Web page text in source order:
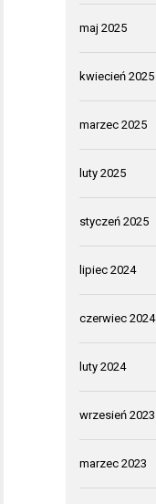
maj 2025
kwiecień 2025
marzec 2025
luty 2025
styczeń 2025
lipiec 2024
czerwiec 2024
luty 2024
wrzesień 2023
marzec 2023